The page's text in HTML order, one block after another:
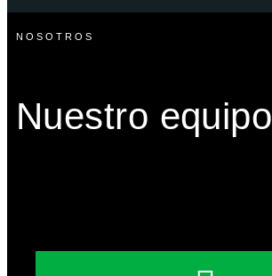
NOSOTROS
Nuestro equipo